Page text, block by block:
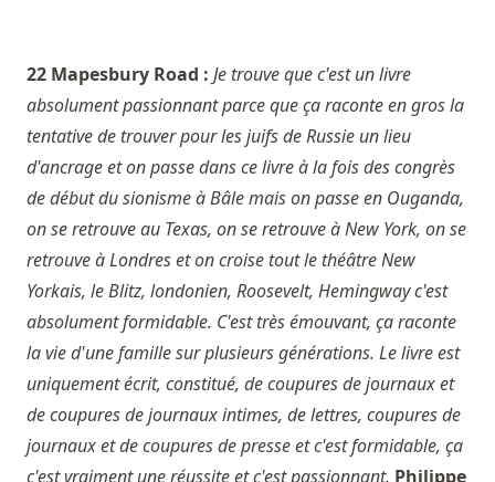
22 Mapesbury Road : Je trouve que c'est un livre
absolument passionnant parce que ça raconte en gros la
tentative de trouver pour les juifs de Russie un lieu
d'ancrage et on passe dans ce livre à la fois des congrès
de début du sionisme à Bâle mais on passe en Ouganda,
on se retrouve au Texas, on se retrouve à New York, on se
retrouve à Londres et on croise tout le théâtre New
Yorkais, le Blitz, londonien, Roosevelt, Hemingway c'est
absolument formidable. C'est très émouvant, ça raconte
la vie d'une famille sur plusieurs générations. Le livre est
uniquement écrit, constitué, de coupures de journaux et
de coupures de journaux intimes, de lettres, coupures de
journaux et de coupures de presse et c'est formidable, ça
c'est vraiment une réussite et c'est passionnant. Philippe